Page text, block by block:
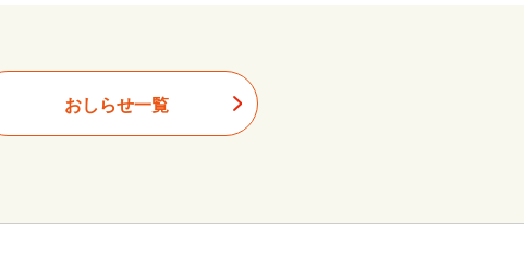
おしらせ一覧